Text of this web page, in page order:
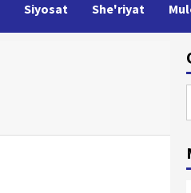
Siyosat She'riyat